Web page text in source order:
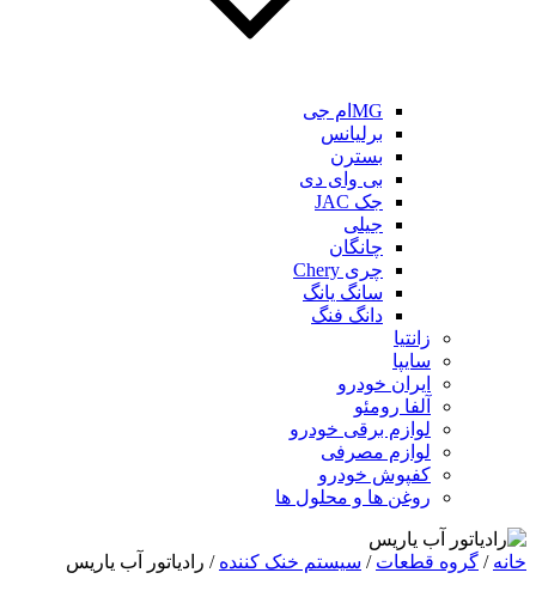
MGام جی
برلیانس
بسترن
بی وای دی
جک JAC
جیلی
چانگان
چری Chery
سانگ یانگ
دانگ فنگ
زانتیا
سایپا
ایران خودرو
آلفا رومئو
لوازم برقی خودرو
لوازم مصرفی
کفپوش خودرو
روغن ها و محلول ها
خانه / گروه قطعات / سیستم خنک کننده / رادیاتور آب یاریس